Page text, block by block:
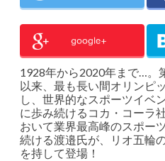
1928年から2020年まで…。
以来、最も長い間オリンピ
し、世界的なスポーツイベ
に歩み続けるコカ・コーラ
おいて業界最高峰のスポー
続ける渡邉氏が、リオ五輪
を持して登場！